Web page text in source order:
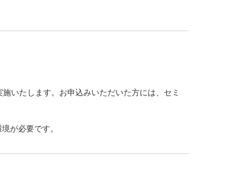
いたします。お申込みいただいた方には、セミ
が必要です。